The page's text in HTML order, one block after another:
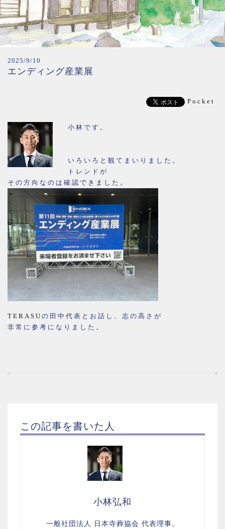
2025/9/10
エンディング産業展
Pocket
小林です。
いろいろと観てまいりました。
トレンドが
その方向なのは確認できました。
TERASU の田中代表とお話し、志の高さが
非常に参考になりました。
この記事を書いた人
小林弘和
一般社団法人 日本寺葬協会 代表理事。